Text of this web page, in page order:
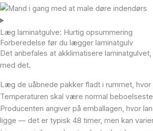
Læg laminatgulve: Hurtig opsummering
Forberedelse før du lægger laminatgulv
Det anbefales at akklimatisere
med det.
Læg de uåbnede pakker fladt i rummet, hvor
Temperaturen skal være normal
Producenten angiver på emballagen, hvor
ligge — det er typisk 48 timer, men kan